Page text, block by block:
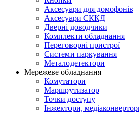
Аксесуари для домофонів
Аксесуари СККД
Дверні доводчики
Комплекти обладнання
Переговорні пристрої
Системи паркування
Металодетектори
Мережеве обладнання
Комутатори
Маршрутизатор
Точки доступу
Інжектори,